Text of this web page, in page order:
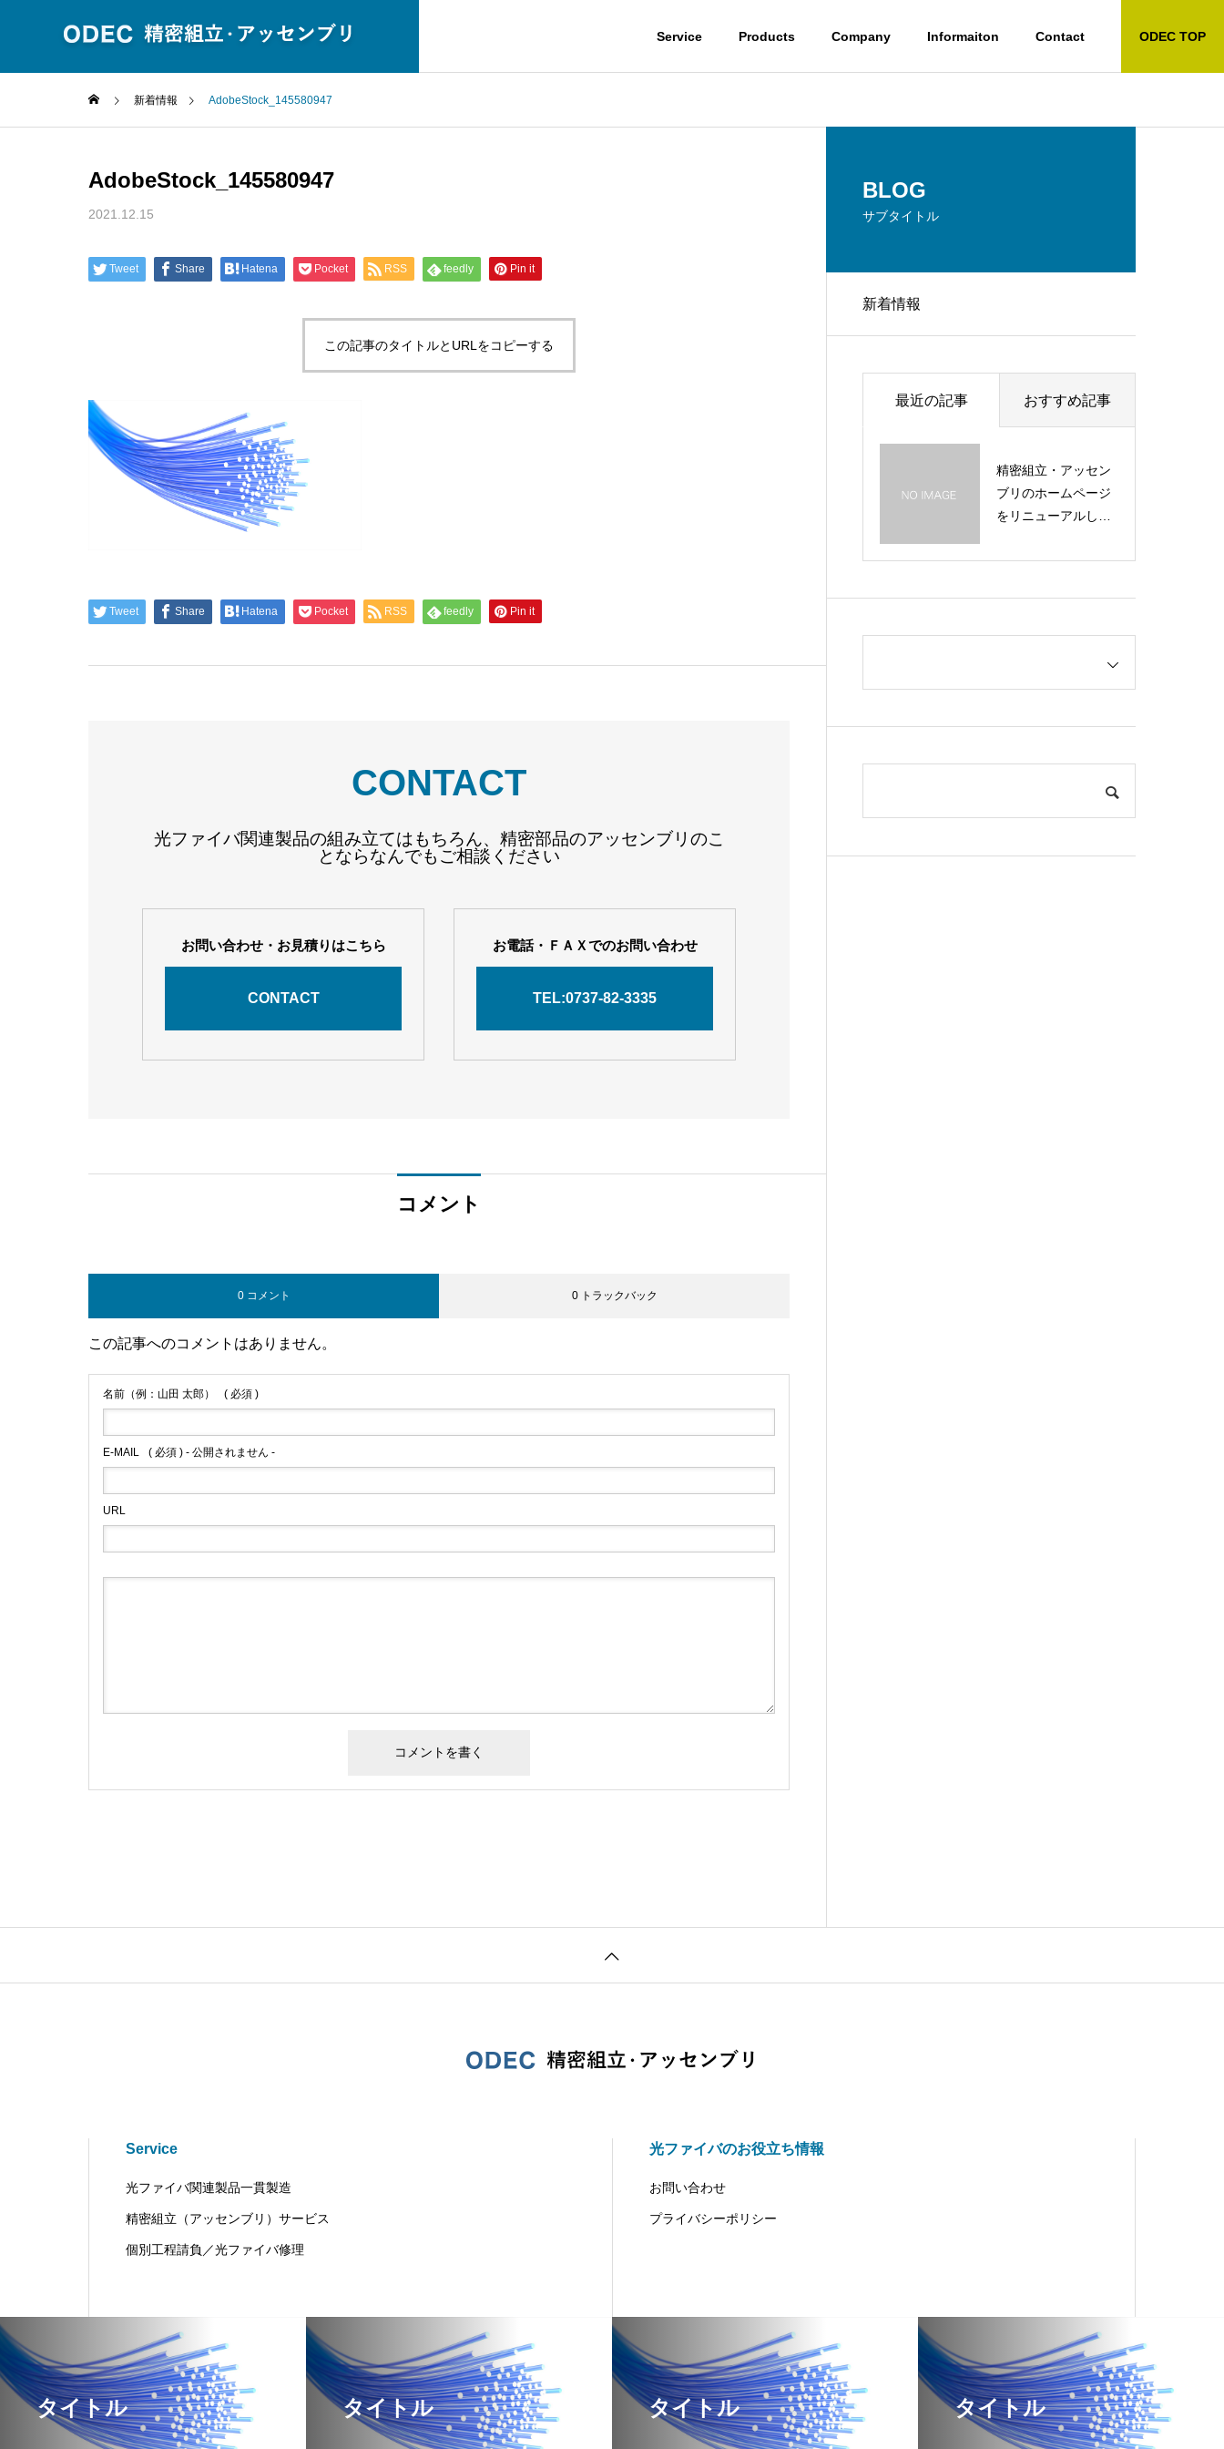
Service Products Company Informaiton Contact ODEC TOP
事業内容
精密組立（アッセンブリ）
個別工程請負／光ファイバ
修理
新着情報 AdobeStock_145580947
AdobeStock_145580947
2021.12.15
Tweet Share Hatena Pocket RSS feedly Pin it
この記事のタイトルとURLをコピーする
Tweet Share Hatena Pocket RSS feedly Pin it
CONTACT
光ファイバ関連製品の組み立てはもちろん、精密部品のアッセンブリのこ
とならなんでもご相談ください
お問い合わせ・お見積りはこちら
CONTACT
お電話・ＦＡＸでのお問い合わせ
TEL:0737-82-3335
コメント
0 コメント 0 トラックバック
この記事へのコメントはありません。
名前（例：山田 太郎） ( 必須 )
E-MAIL ( 必須 ) - 公開されません -
URL
BLOG
サブタイトル
新着情報
最近の記事 おすすめ記事
精密組立・アッセン
ブリのホームページ
をリニューアルしま
Service
光ファイバ関連製品一貫製造
精密組立（アッセンブリ）サービス
個別工程請負／光ファイバ修理
光ファイバのお役立ち情報
お問い合わせ
プライバシーポリシー
タイトル タイトル タイトル タイトル